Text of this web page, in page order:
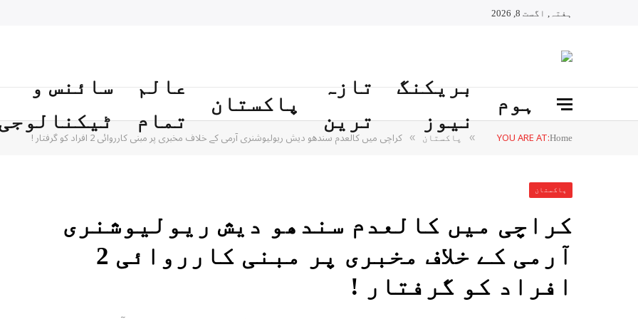
ہفتہ, اگست 8, 2026
ہوم
بریکنگ
نیوز
تازہ
ترین
پاکستان
عالم
تمام
سائنس و
YOU ARE AT:Home
» پاکستان » کراچی میں کالعدم سندھو دیش ریولیوشنری آرمی کے خلاف مخبری پر مبنی کارروائی 2 افراد کو گرفتار !
پاکستان
کراچی میں کالعدم سندھو دیش ریولیوشنری
آرمی کے خلاف مخبری پر مبنی کارروائی 2
افراد کو گرفتار !